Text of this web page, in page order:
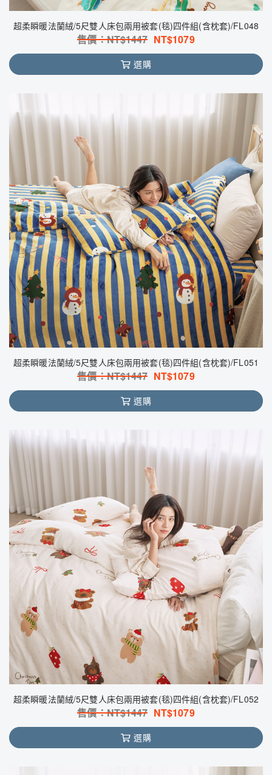
超柔瞬暖法蘭絨/5尺雙人床包兩用被套(毯)四件組(含枕套)/FL048
售價：NT$1447 NT$1079
選購
超柔瞬暖法蘭絨/5尺雙人床包兩用被套(毯)四件組(含枕套)/FL051
售價：NT$1447 NT$1079
選購
超柔瞬暖法蘭絨/5尺雙人床包兩用被套(毯)四件組(含枕套)/FL052
售價：NT$1447 NT$1079
選購